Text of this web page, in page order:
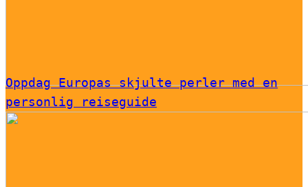
Oppdag Europas skjulte perler med en
personlig reiseguide